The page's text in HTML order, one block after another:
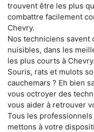
trouvent être les plus
combattre facilement
Chevry.
Nos techniciens savent
nuisibles, dans les
les plus courts à Chevry.
Souris, rats et mulots
cauchemars ? Eh bien
vous octroyer des
vous aider à retrouver
Tous les
mettons à votre